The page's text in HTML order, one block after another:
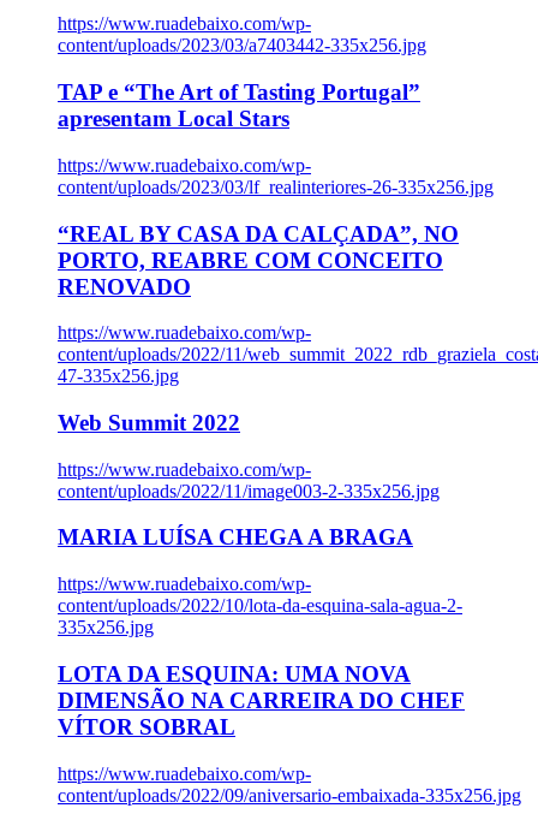
https://www.ruadebaixo.com/wp-
content/uploads/2023/03/a7403442-335x256.jpg
TAP e “The Art of Tasting Portugal”
apresentam Local Stars
https://www.ruadebaixo.com/wp-
content/uploads/2023/03/lf_realinteriores-26-335x256.jpg
“REAL BY CASA DA CALÇADA”, NO
PORTO, REABRE COM CONCEITO
RENOVADO
https://www.ruadebaixo.com/wp-
content/uploads/2022/11/
47-335x256.jpg
Web Summit 2022
https://www.ruadebaixo.com/wp-
content/uploads/2022/11/image003-2-335x256.jpg
MARIA LUÍSA CHEGA A BRAGA
https://www.ruadebaixo.com/wp-
content/uploads/2022/10/lota-da-esquina-sala-agua-2-
335x256.jpg
LOTA DA ESQUINA: UMA NOVA
DIMENSÃO NA CARREIRA DO CHEF
VÍTOR SOBRAL
https://www.ruadebaixo.com/wp-
content/uploads/2022/09/aniversario-embaixada-335x256.jpg